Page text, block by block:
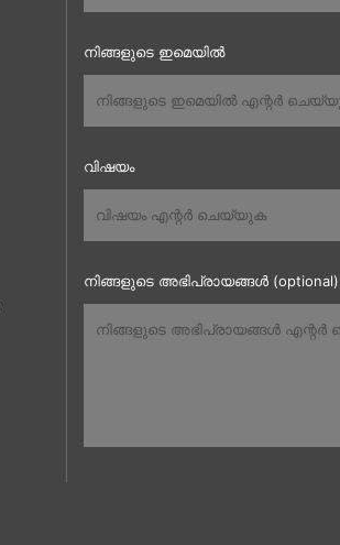
നിങ്ങളുടെ ഇമെയിൽ
വിഷയം
നിങ്ങളുടെ അഭിപ്രായങ്ങൾ (optional)